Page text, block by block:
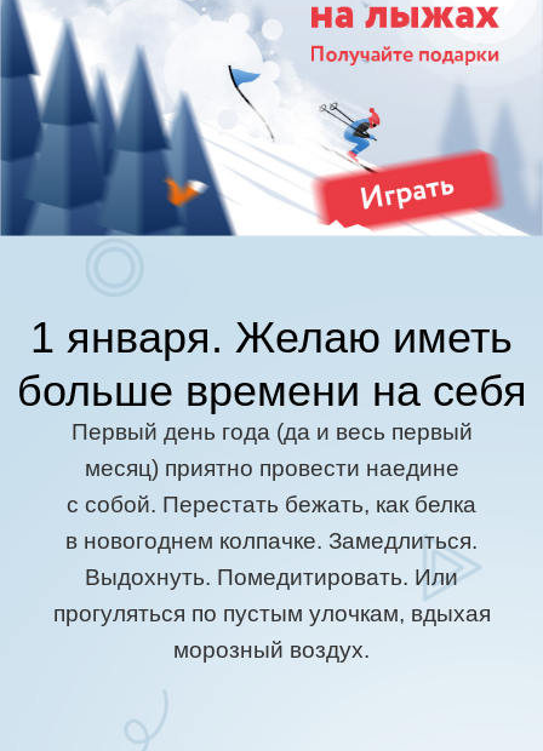
1 января. Желаю иметь
больше времени на себя
Первый день года (да и весь первый
месяц) приятно провести наедине
с собой. Перестать бежать, как белка
в новогоднем колпачке. Замедлиться.
Выдохнуть. Помедитировать. Или
прогуляться по пустым улочкам, вдыхая
морозный воздух.